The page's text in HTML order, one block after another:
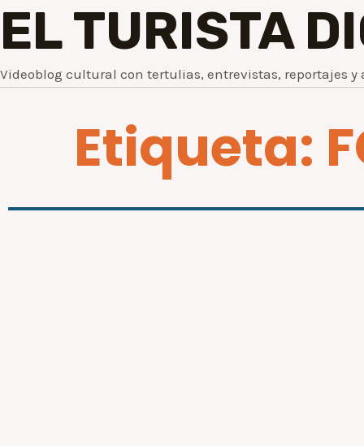
EL TURISTA
Videoblog cultural con tertulias, entrevistas, reportajes y
Etiqueta: